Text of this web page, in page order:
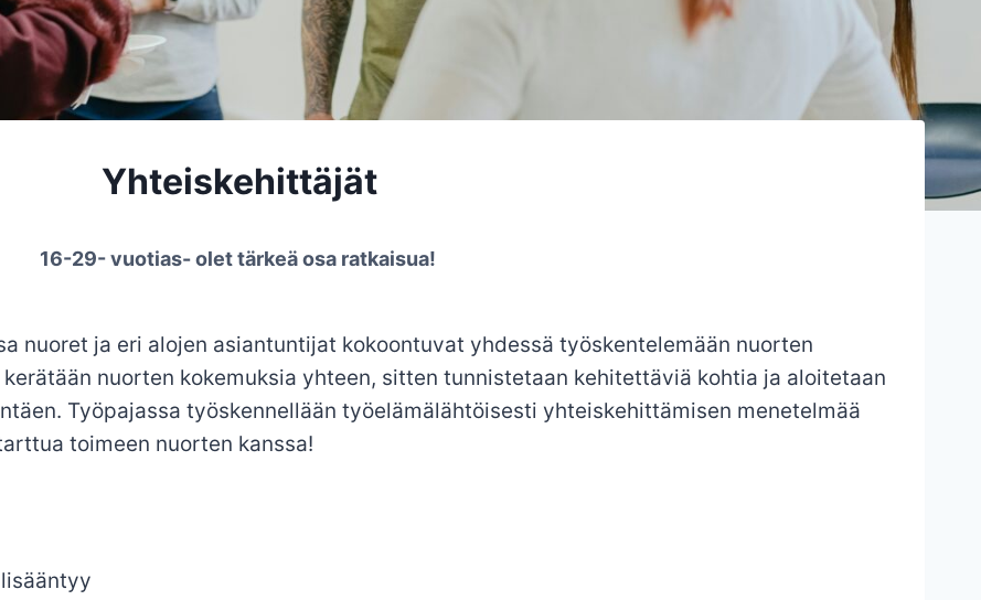
Yhteiskehittäjät
16-29- vuotias- olet tärkeä osa ratkaisua!
nuoret ja eri alojen asiantuntijat kokoontuvat yhdessä työskentelemään nuorten
nuorten kokemuksia yhteen, sitten tunnistetaan kehitettäviä kohtia ja aloitetaan
Työpajassa työskennellään työelämälähtöisesti yhteiskehittämisen menetelmää
toimeen nuorten kanssa!